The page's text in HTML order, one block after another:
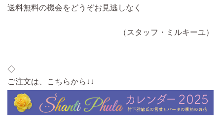
送料無料の機会をどうぞお見逃しなく
（スタッフ・ミルキーユ）
◇
ご注文は、こちらから↓↓